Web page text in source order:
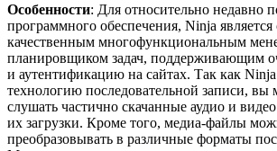
Особенности: Для относительно недавно
программного обеспечения, Ninja
качественным многофункциональным
планировщиком задач, поддерживающим
и аутентификацию на сайтах. Так как Ninja
технологию последовательной записи, вы
слушать частично скачанные аудио и
их загрузки. Кроме того, медиа-файлы
преобразовывать в различные форматы